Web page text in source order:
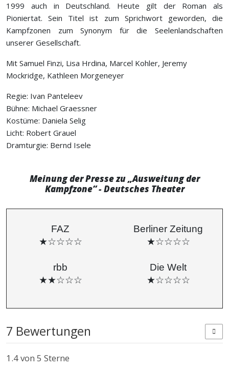
1999 auch in Deutschland. Heute gilt der Roman als
Pioniertat. Sein Titel ist zum Sprichwort geworden, die
Kampfzonen zum Synonym für die Seelenlandschaften
unserer Gesellschaft.
Mit Samuel Finzi, Lisa Hrdina, Marcel Kohler, Jeremy
Mockridge, Kathleen Morgeneyer
Regie: Ivan Panteleev
Bühne: Michael Graessner
Kostüme: Daniela Selig
Licht: Robert Grauel
Dramturgie: Bernd Isele
Meinung der Presse zu „Ausweitung der
Kampfzone“ - Deutsches Theater
FAZ
★☆☆☆☆
rbb
★★☆☆☆
Berliner Zeitung
★☆☆☆☆
Die Welt
★☆☆☆☆
7 Bewertungen
1.4von 5 Sterne